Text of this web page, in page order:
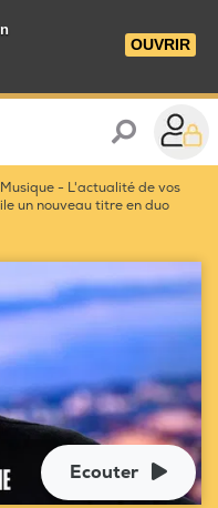
OUVRIR
- L'actualité de vos
un nouveau titre en duo
Ecouter